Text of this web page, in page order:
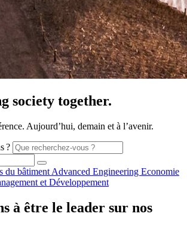
society together.
Aujourd’hui, demain et à l’avenir.
?
du bâtiment Advanced Engineering Economie
et Développement
à être le leader sur nos